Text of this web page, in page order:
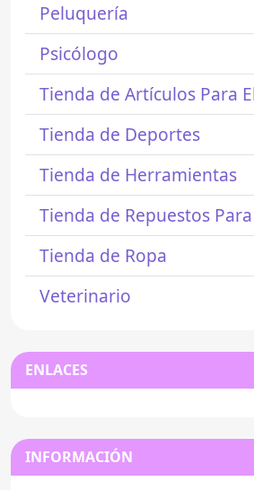
Peluquería
Psicólogo
Tienda de Artículos Para
Tienda de Deportes
Tienda de Herramientas
Tienda de Repuestos
Tienda de Ropa
Veterinario
ENLACES
INFORMACIÓN